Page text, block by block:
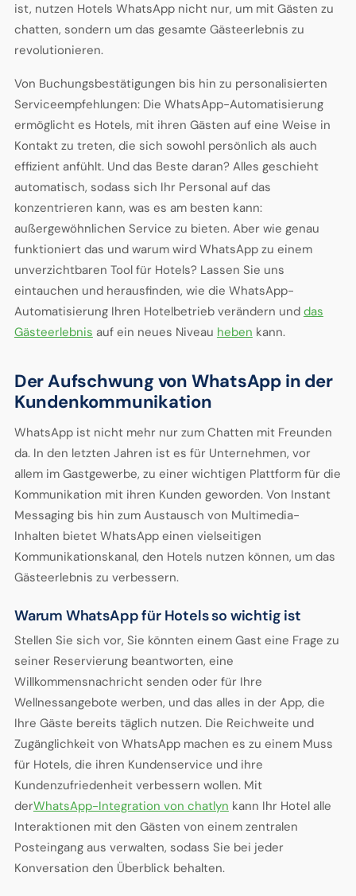
ist, nutzen Hotels WhatsApp nicht nur, um mit Gästen zu
chatten, sondern um das gesamte Gästeerlebnis zu
revolutionieren.
Von Buchungsbestätigungen bis hin zu personalisierten
Serviceempfehlungen: Die WhatsApp-Automatisierung
ermöglicht es Hotels, mit ihren Gästen auf eine Weise in
Kontakt zu treten, die sich sowohl persönlich als auch
effizient anfühlt. Und das Beste daran? Alles geschieht
automatisch, sodass sich Ihr Personal auf das
konzentrieren kann, was es am besten kann:
außergewöhnlichen Service zu bieten. Aber wie genau
funktioniert das und warum wird WhatsApp zu einem
unverzichtbaren Tool für Hotels? Lassen Sie uns
eintauchen und herausfinden, wie die WhatsApp-
Automatisierung Ihren Hotelbetrieb verändern und das
Gästeerlebnis auf ein neues Niveau heben kann.
Der Aufschwung von WhatsApp in der
Kundenkommunikation
WhatsApp ist nicht mehr nur zum Chatten mit Freunden
da. In den letzten Jahren ist es für Unternehmen, vor
allem im Gastgewerbe, zu einer wichtigen Plattform für die
Kommunikation mit ihren Kunden geworden. Von Instant
Messaging bis hin zum Austausch von Multimedia-
Inhalten bietet WhatsApp einen vielseitigen
Kommunikationskanal, den Hotels nutzen können, um das
Gästeerlebnis zu verbessern.
Warum WhatsApp für Hotels so wichtig ist
Stellen Sie sich vor, Sie könnten einem Gast eine Frage zu
seiner Reservierung beantworten, eine
Willkommensnachricht senden oder für Ihre
Wellnessangebote werben, und das alles in der App, die
Ihre Gäste bereits täglich nutzen. Die Reichweite und
Zugänglichkeit von WhatsApp machen es zu einem Muss
für Hotels, die ihren Kundenservice und ihre
Kundenzufriedenheit verbessern wollen. Mit
derWhatsApp-Integration von chatlyn kann Ihr Hotel alle
Interaktionen mit den Gästen von einem zentralen
Posteingang aus verwalten, sodass Sie bei jeder
Konversation den Überblick behalten.